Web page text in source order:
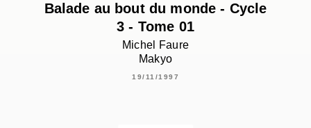
Balade au bout du monde - Cycle
3 - Tome 01
Michel Faure
Makyo
19/11/1997